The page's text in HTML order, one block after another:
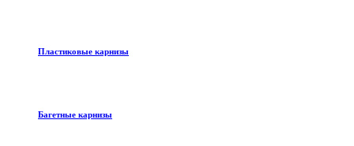
Пластиковые карнизы
Багетные карнизы